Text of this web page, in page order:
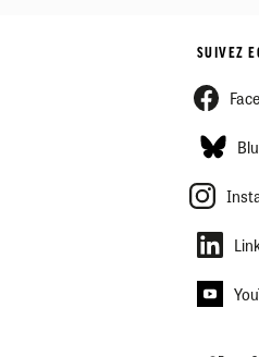
SUIVEZ